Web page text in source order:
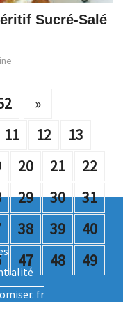
Sucré-Salé
11 12
13
20 21
22
29 30
31
38 39
40
47 48
49
»
fr